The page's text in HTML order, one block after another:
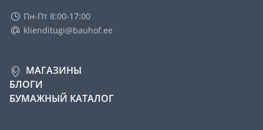
Пн-Пт 8:00-17:00
klienditugi@bauhof.ee
МАГАЗИНЫ
БЛОГИ
БУМАЖНЫЙ КАТАЛОГ